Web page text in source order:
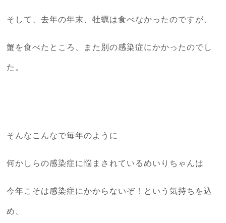
そして、去年の年末、牡蠣は食べなかったのですが、
蟹を食べたところ、また別の感染症にかかったのでし
た。
そんなこんなで毎年のように
何かしらの感染症に悩まされているめいりちゃんは
今年こそは感染症にかからないぞ！という気持ちを込
め、